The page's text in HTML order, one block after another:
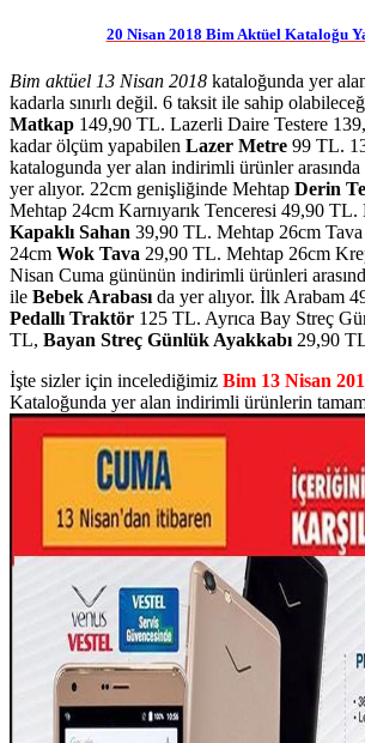
20 Nisan 2018 Bim Aktüel Kataloğu
Bim aktüel 13 Nisan 2018 kataloğunda yer
kadarla sınırlı değil. 6 taksit ile sahip
Matkap 149,90 TL. Lazerli Daire Testere
kadar ölçüm yapabilen Lazer Metre 99 TL.
katalogunda yer alan indirimli ürünler
yer alıyor. 22cm genişliğinde Mehtap Derin
Mehtap 24cm Karnıyarık Tenceresi 49,90 TL.
Kapaklı Sahan 39,90 TL. Mehtap 26cm
24cm Wok Tava 29,90 TL. Mehtap 26cm
Nisan Cuma gününün indirimli ürünleri
ile Bebek Arabasıda yer alıyor. İlk Arabam
Pedallı Traktör 125 TL. Ayrıca Bay Streç
TL, Bayan Streç Günlük Ayakkabı29,90
İşte sizler için incelediğimiz Bim 13 Nisan
Kataloğunda yer alan indirimli ürünlerin